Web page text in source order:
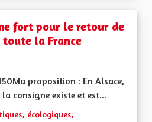
fort pour le retour de
la France
proposition : En Alsace,
consigne existe et est...
catégorie : Les transitions
écologiques,